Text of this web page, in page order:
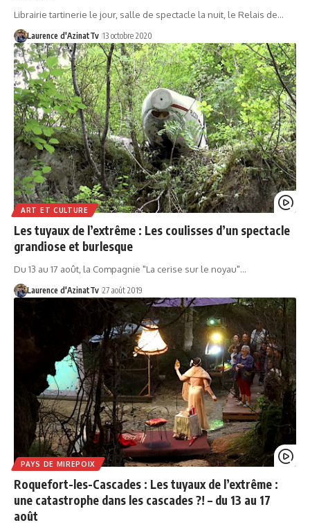
Librairie tartinerie le jour, salle de spectacle la nuit, le Relais de…
Laurence d'AzinatTv 13 octobre 2020
ART ET CULTURE
Les tuyaux de l’extrême : Les coulisses d’un spectacle
grandiose et burlesque
Du 13 au 17 août, la Compagnie "La cerise sur le noyau"…
Laurence d'AzinatTv 27 août 2019
PAYS DE MIREPOIX
Roquefort-les-Cascades : Les tuyaux de l’extrême :
une catastrophe dans les cascades ?! – du 13 au 17
août